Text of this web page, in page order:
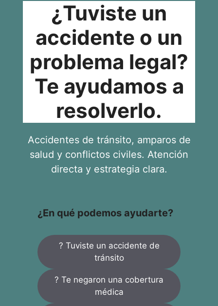
¿Tuviste un
accidente o un
problema legal?
Te ayudamos a
resolverlo.
Accidentes de tránsito, amparos de
salud y conflictos civiles. Atención
directa y estrategia clara.
¿En qué podemos ayudarte?
? Tuviste un accidente de
tránsito
? Te negaron una cobertura
médica